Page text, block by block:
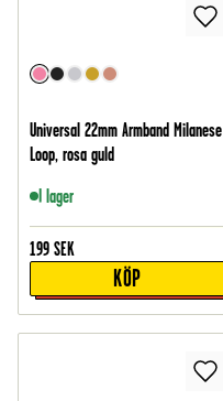
Universal 22mm Armband Milanese
Loop, rosa guld
I lager
199 SEK
KÖP